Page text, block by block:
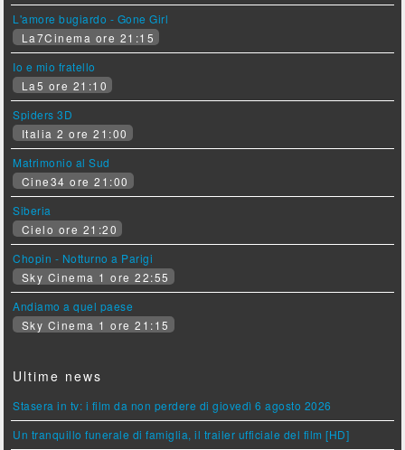
L'amore bugiardo - Gone Girl
La7Cinema ore 21:15
Io e mio fratello
La5 ore 21:10
Spiders 3D
Italia 2 ore 21:00
Matrimonio al Sud
Cine34 ore 21:00
Siberia
Cielo ore 21:20
Chopin - Notturno a Parigi
Sky Cinema 1 ore 22:55
Andiamo a quel paese
Sky Cinema 1 ore 21:15
Ultime news
Stasera in tv: i film da non perdere di giovedì 6 agosto 2026
Un tranquillo funerale di famiglia, il trailer ufficiale del film [HD]